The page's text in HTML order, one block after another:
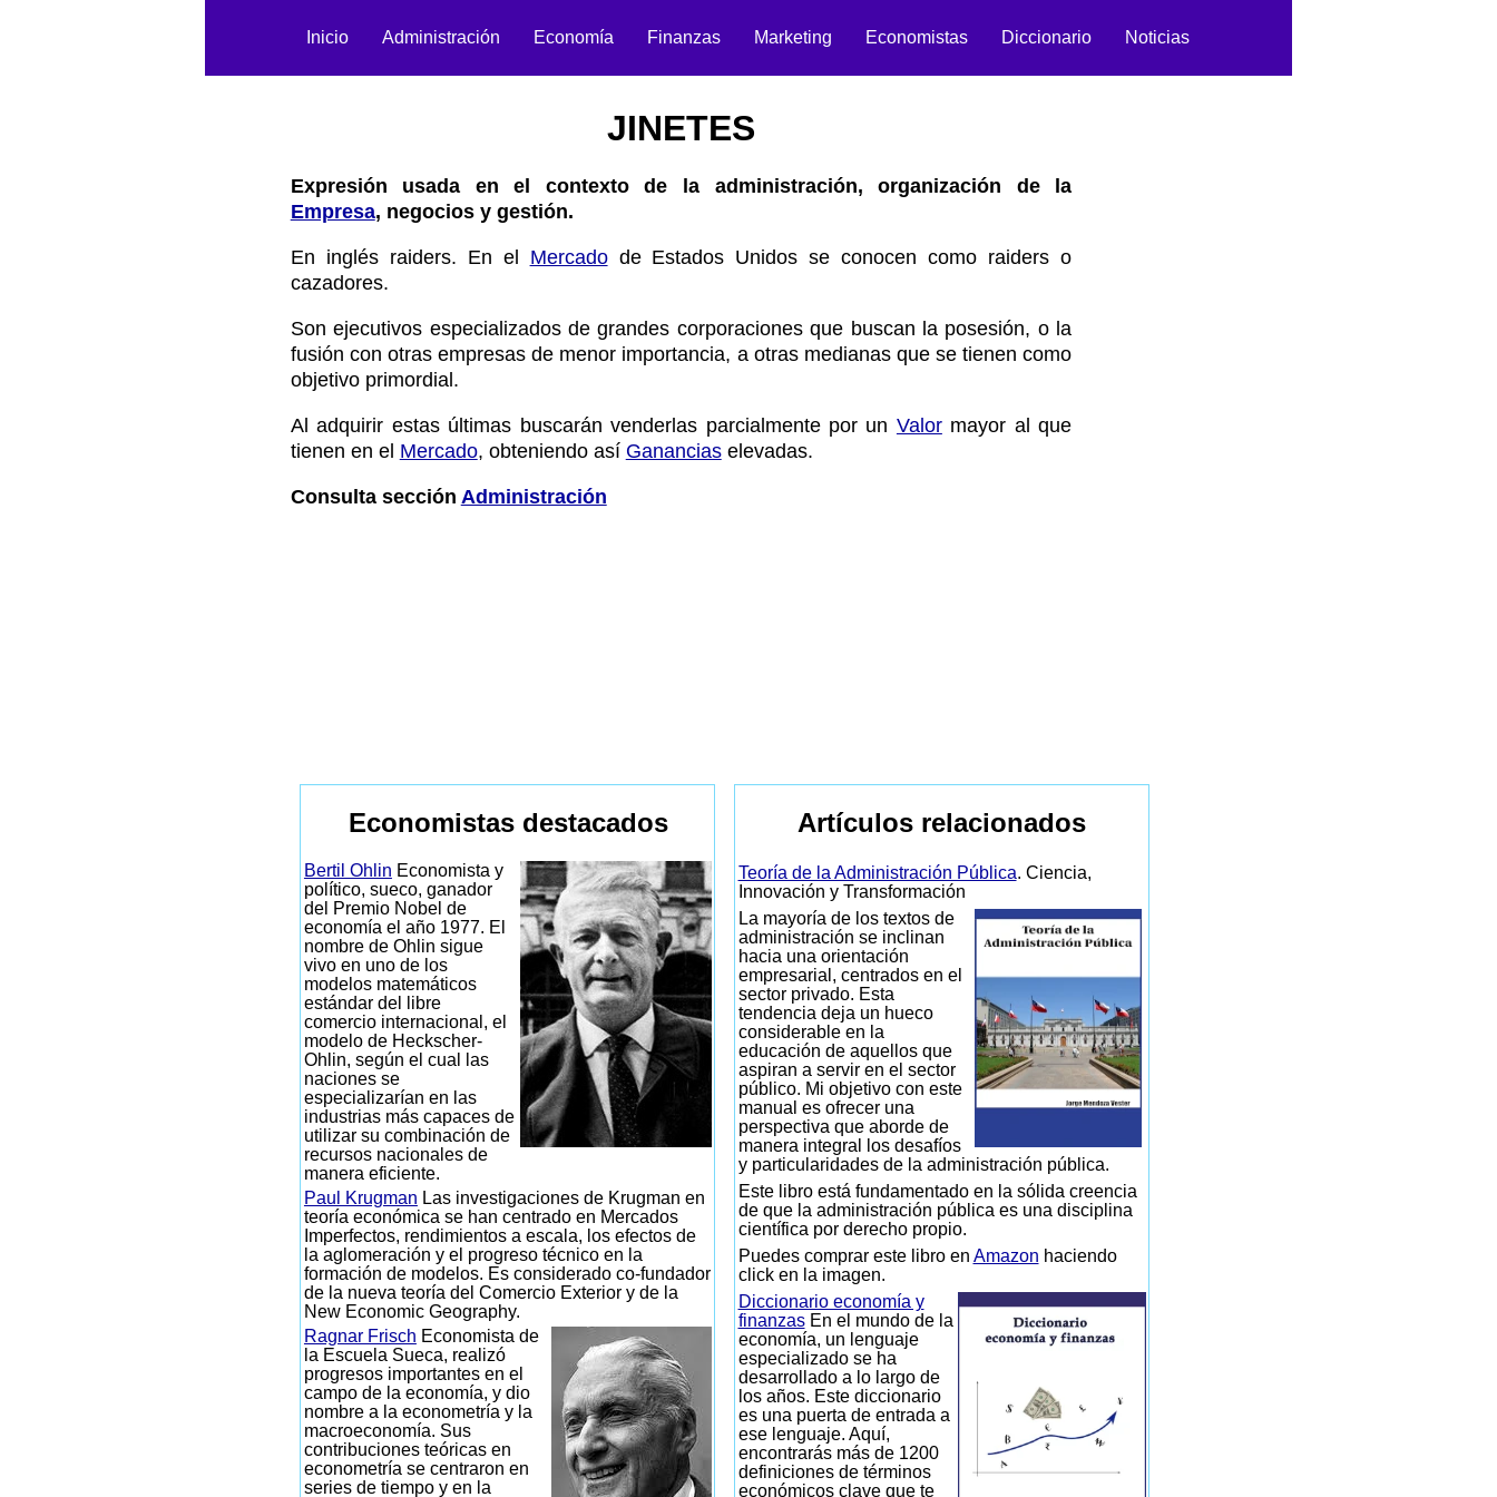
Inicio Administración Economía Finanzas Marketing Economistas Diccionario Noticias
JINETES
Expresión usada en el contexto de la administración, organización de la
Empresa, negocios y gestión.
En inglés raiders. En el Mercadode Estados Unidos se conocen como raiders o
cazadores.
Son ejecutivos especializados de grandes corporaciones que buscan la posesión, o la
fusión con otras empresas de menor importancia, a otras medianas que se tienen como
objetivo primordial.
Al adquirir estas últimas buscarán venderlas parcialmente por un Valormayor al que
tienen en el Mercado, obteniendo así Gananciaselevadas.
Consulta sección Administración
Economistas destacados
Bertil Ohlin Economista y
político, sueco, ganador
del Premio Nobel de
economía el año 1977. El
nombre de Ohlin sigue
vivo en uno de los
modelos matemáticos
estándar del libre
comercio internacional, el
modelo de Heckscher-
Ohlin, según el cual las
naciones se
especializarían en las
industrias más capaces de
utilizar su combinación de
recursos nacionales de
manera eficiente.
Paul Krugman Las investigaciones de Krugman en
teoría económica se han centrado en Mercados
Imperfectos, rendimientos a escala, los efectos de
la aglomeración y el progreso técnico en la
formación de modelos. Es considerado co-fundador
de la nueva teoría del Comercio Exterior y de la
New Economic Geography.
Ragnar Frisch Economista de
la Escuela Sueca, realizó
progresos importantes en el
campo de la economía, y dio
nombre a la econometría y la
macroeconomía. Sus
contribuciones teóricas en
econometría se centraron en
series de tiempo y en la
Artículos relacionados
Teoría de la Administración Pública. Ciencia,
Innovación y Transformación
La mayoría de los textos de
administración se inclinan
hacia una orientación
empresarial, centrados en el
sector privado. Esta
tendencia deja un hueco
considerable en la
educación de aquellos que
aspiran a servir en el sector
público. Mi objetivo con este
manual es ofrecer una
perspectiva que aborde de
manera integral los desafíos
y particularidades de la administración pública.
Este libro está fundamentado en la sólida creencia
de que la administración pública es una disciplina
científica por derecho propio.
Puedes comprar este libro en Amazon haciendo
click en la imagen.
Diccionario economía y
finanzasEn el mundo de la
economía, un lenguaje
especializado se ha
desarrollado a lo largo de
los años. Este diccionario
es una puerta de entrada a
ese lenguaje. Aquí,
encontrarás más de 1200
definiciones de términos
económicos clave que te